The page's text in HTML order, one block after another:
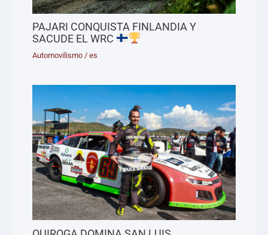
PAJARI CONQUISTA FINLANDIA Y
SACUDE EL WRC
Automovilismo /es